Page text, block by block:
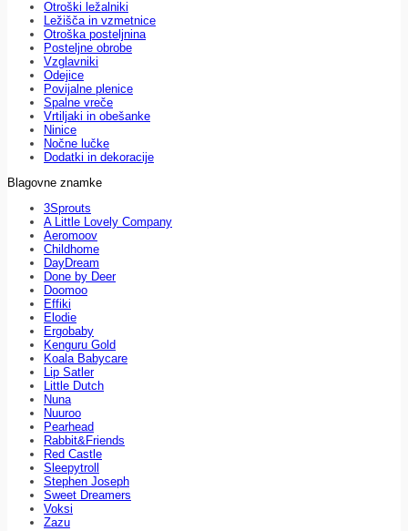
Otroški ležalniki
Ležišča in vzmetnice
Otroška posteljnina
Posteljne obrobe
Vzglavniki
Odejice
Povijalne plenice
Spalne vreče
Vrtiljaki in obešanke
Ninice
Nočne lučke
Dodatki in dekoracije
Blagovne znamke
3Sprouts
A Little Lovely Company
Aeromoov
Childhome
DayDream
Done by Deer
Doomoo
Effiki
Elodie
Ergobaby
Kenguru Gold
Koala Babycare
Lip Satler
Little Dutch
Nuna
Nuuroo
Pearhead
Rabbit&Friends
Red Castle
Sleepytroll
Stephen Joseph
Sweet Dreamers
Voksi
Zazu